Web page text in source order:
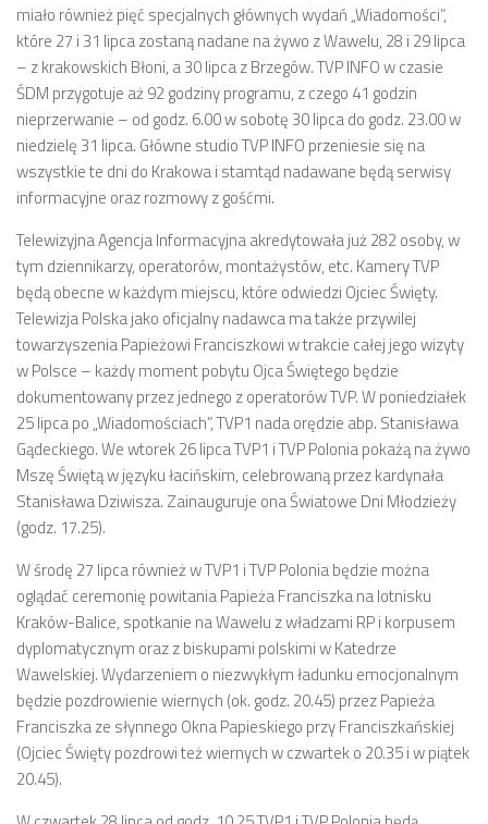
miało również pięć specjalnych głównych wydań „Wiadomości”,
które 27 i 31 lipca zostaną nadane na żywo z Wawelu, 28 i 29 lipca
– z krakowskich Błoni, a 30 lipca z Brzegów. TVP INFO w czasie
ŚDM przygotuje aż 92 godziny programu, z czego 41 godzin
nieprzerwanie – od godz. 6.00 w sobotę 30 lipca do godz. 23.00 w
niedzielę 31 lipca. Główne studio TVP INFO przeniesie się na
wszystkie te dni do Krakowa i stamtąd nadawane będą serwisy
informacyjne oraz rozmowy z gośćmi.
Telewizyjna Agencja Informacyjna akredytowała już 282 osoby, w
tym dziennikarzy, operatorów, montażystów, etc. Kamery TVP
będą obecne w każdym miejscu, które odwiedzi Ojciec Święty.
Telewizja Polska jako oficjalny nadawca ma także przywilej
towarzyszenia Papieżowi Franciszkowi w trakcie całej jego wizyty
w Polsce – każdy moment pobytu Ojca Świętego będzie
dokumentowany przez jednego z operatorów TVP. W poniedziałek
25 lipca po „Wiadomościach”, TVP1 nada orędzie abp. Stanisława
Gądeckiego. We wtorek 26 lipca TVP1 i TVP Polonia pokażą na żywo
Mszę Świętą w języku łacińskim, celebrowaną przez kardynała
Stanisława Dziwisza. Zainauguruje ona Światowe Dni Młodzieży
(godz. 17.25).
W środę 27 lipca również w TVP1 i TVP Polonia będzie można
oglądać ceremonię powitania Papieża Franciszka na lotnisku
Kraków-Balice, spotkanie na Wawelu z władzami RP i korpusem
dyplomatycznym oraz z biskupami polskimi w Katedrze
Wawelskiej. Wydarzeniem o niezwykłym ładunku emocjonalnym
będzie pozdrowienie wiernych (ok. godz. 20.45) przez Papieża
Franciszka ze słynnego Okna Papieskiego przy Franciszkańskiej
(Ojciec Święty pozdrowi też wiernych w czwartek o 20.35 i w piątek
20.45).